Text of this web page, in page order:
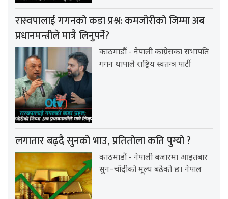
रास्वपालाई गगनको कडा प्रश्न: कमजोरीको जिम्मा अब
प्रधानमन्त्रीले मात्रै लिनुपर्ने?
काठमाडौं - नेपाली कांग्रेसका सभापति
गगन थापाले राष्ट्रिय स्वतन्त्र पार्टी
लगातार बढ्दै सुनको भाउ, प्रतितोला कति पुग्यो ?
काठमाडौं - नेपाली बजारमा आइतबार
सुन–चाँदीको मूल्य बढेको छ। नेपाल